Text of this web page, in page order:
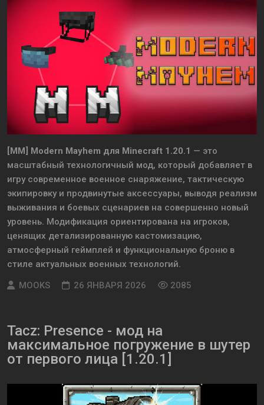
[MM] Modern Mayhem для Minecraft 1.20.1 — это
масштабный технологичный мод, который добавляет в
игру современное военное снаряжение, тактическую
экипировку и продвинутые аксессуары, выводя реализм
выживания и боевых сценариев на совершенно новый
уровень. Модификация ориентирована на игроков,
ценящих детализированную кастомизацию,
атмосферный геймплей и функциональную броню в
стиле актуальных военных технологий.
MOOKS
26 ЯНВАРЯ 2026 2085
Tacz: Presence - мод на
максимальное погружение в шутер
от первого лица [1.20.1]